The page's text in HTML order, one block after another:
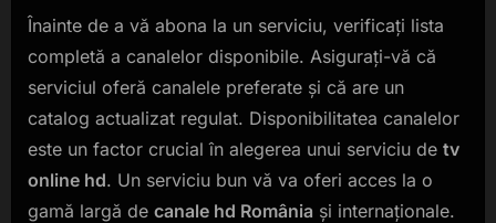
Înainte de a vă abona la un serviciu, verificați lista
completă a canalelor disponibile. Asigurați-vă că
serviciul oferă canalele preferate și că are un
catalog actualizat regulat. Disponibilitatea canalelor
este un factor crucial în alegerea unui serviciu de tv
online hd. Un serviciu bun vă va oferi acces la o
gamă largă de canale hd România și internaționale.